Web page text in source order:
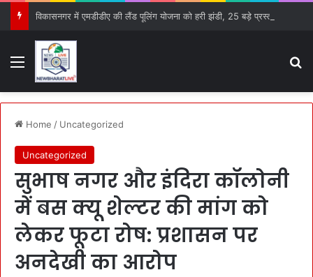
Menu
Home / Uncategorized
Uncategorized
सुभाष नगर और इंदिरा कॉलोनी
में बस क्यू शेल्टर की मांग को
लेकर फूटा रोष: प्रशासन पर
अनदेखी का आरोप